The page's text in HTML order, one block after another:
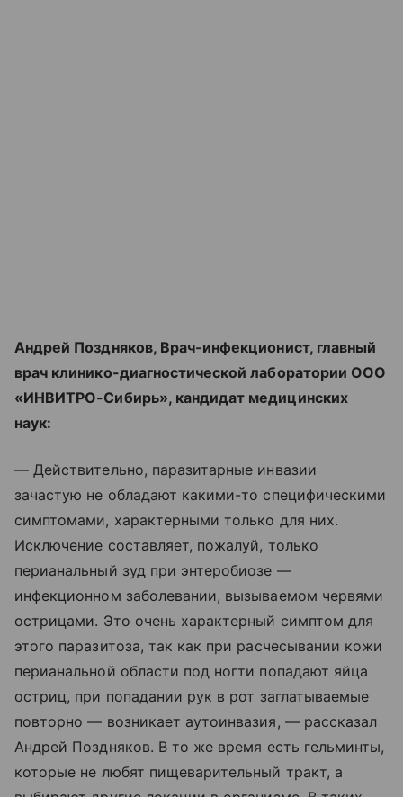
Андрей Поздняков, Врач-инфекционист, главный
врач клинико-диагностической лаборатории ООО
«ИНВИТРО-Сибирь», кандидат медицинских
наук:
— Действительно, паразитарные инвазии
зачастую не обладают какими-то специфическими
симптомами, характерными только для них.
Исключение составляет, пожалуй, только
перианальный зуд при энтеробиозе —
инфекционном заболевании, вызываемом червями
острицами. Это очень характерный симптом для
этого паразитоза, так как при расчесывании кожи
перианальной области под ногти попадают яйца
остриц, при попадании рук в рот заглатываемые
повторно — возникает аутоинвазия, — рассказал
Андрей Поздняков. В то же время есть гельминты,
которые не любят пищеварительный тракт, а